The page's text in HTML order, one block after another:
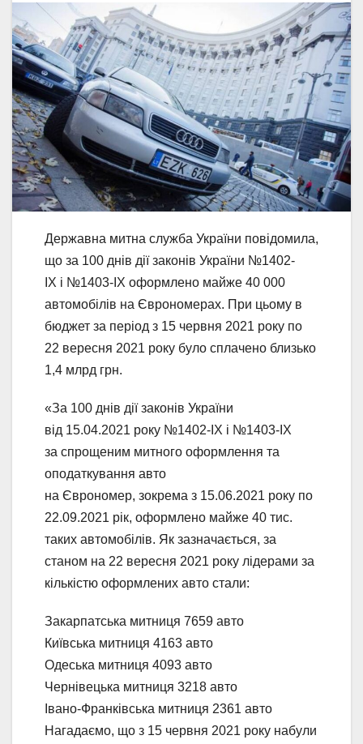
Державна митна служба України повідомила,
що за 100 днів дії законів України №1402-
ІХ і №1403-ІХ оформлено майже 40 000
автомобілів на Єврономерах. При цьому в
бюджет за період з 15 червня 2021 року по
22 вересня 2021 року було сплачено близько
1,4 млрд грн.
«За 100 днів дії законів України
від 15.04.2021 року №1402-ІХ і №1403-ІХ
за спрощеним митного оформлення та
оподаткування авто
на Єврономер, зокрема з 15.06.2021 року по
22.09.2021 рік, оформлено майже 40 тис.
таких автомобілів. Як зазначається, за
станом на 22 вересня 2021 року лідерами за
кількістю оформлених авто стали:
Закарпатська митниця 7659 авто
Київська митниця 4163 авто
Одеська митниця 4093 авто
Чернівецька митниця 3218 авто
Івано-Франківська митниця 2361 авто
Нагадаємо, що з 15 червня 2021 року набули